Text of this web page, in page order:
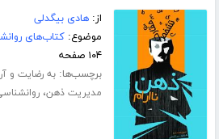
از:هادی بیگدلی
موضوع:کتاب‌های
۱۰۴ صفحه
برچسب‌ها:به رضایت و
مدیریت ذهن،